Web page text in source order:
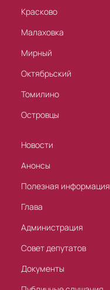
Красково
Малаховка
Мирный
Октябрьский
Томилино
Островцы
Новости
Анонсы
Полезная информация
Глава
Администрация
Совет депутатов
Документы